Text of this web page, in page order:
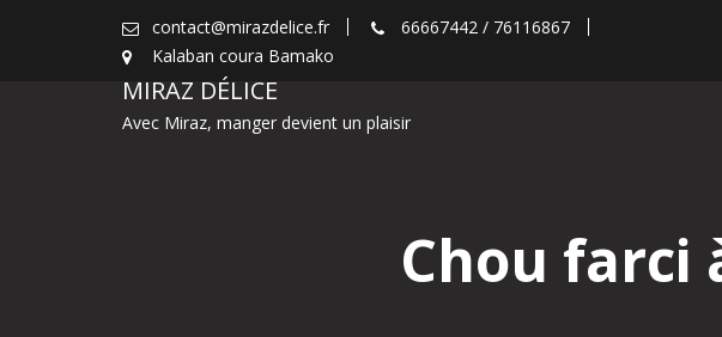
contact@mirazdelice.fr
66667442 / 76116867
Kalaban coura Bamako
MIRAZ DÉLICE
Avec Miraz, manger devient un plaisir
Chou farci